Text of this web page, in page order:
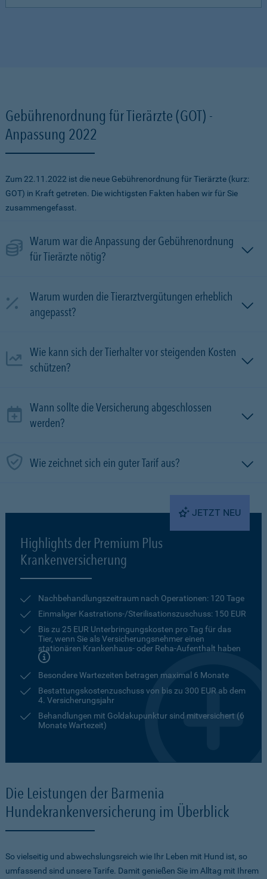
Gebührenordnung für Tierärzte (GOT) -
Anpassung 2022
Zum 22.11.2022 ist die neue Gebührenordnung für Tierärzte (kurz:
GOT) in Kraft getreten. Die wichtigsten Fakten haben wir für Sie
zusammengefasst.
Warum war die Anpassung der Gebührenordnung
für Tierärzte nötig?
Warum wurden die Tierarztvergütungen erheblich
angepasst?
Wie kann sich der Tierhalter vor steigenden Kosten
schützen?
Wann sollte die Versicherung abgeschlossen
werden?
Wie zeichnet sich ein guter Tarif aus?
JETZT NEU
Highlights der Premium Plus
Krankenversicherung
Nachbehandlungszeitraum nach Operationen: 120 Tage
Einmaliger Kastrations-/Sterilisationszuschuss: 150 EUR
Bis zu 25 EUR Unterbringungskosten pro Tag für das
Tier, wenn Sie als Versicherungsnehmer einen
stationären Krankenhaus- oder Reha-Aufenthalt haben
Besondere Wartezeiten betragen maximal 6 Monate
Bestattungskostenzuschuss von bis zu 300 EUR ab dem
4. Versicherungsjahr
Behandlungen mit Goldakupunktur sind mitversichert (6
Monate Wartezeit)
Die Leistungen der Barmenia
Hundekrankenversicherung im Überblick
So vielseitig und abwechslungsreich wie Ihr Leben mit Hund ist, so
umfassend sind unsere Tarife. Damit genießen Sie im Alltag mit Ihrem